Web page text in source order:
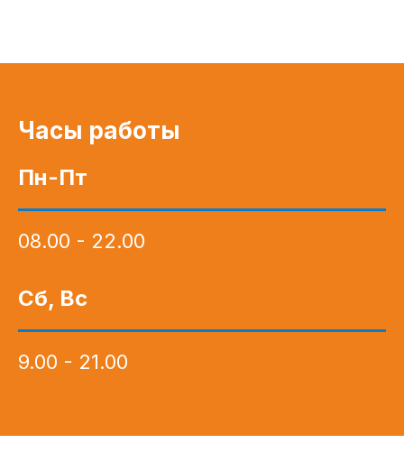
Часы работы
Пн-Пт
08.00 - 22.00
Сб, Вс
9.00 - 21.00